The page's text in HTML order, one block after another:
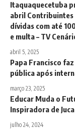
Itaquaquecetuba
abril Contribuintes
dívidas com até
e multa – TV
abril 5, 2025
Papa Francisco
pública após
março 23, 2025
Educar Muda o
Inspiradora de
julho 24, 2024